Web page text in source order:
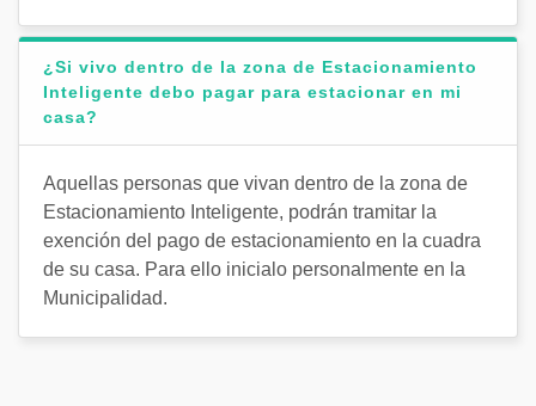
¿Si vivo dentro de la zona de Estacionamiento
Inteligente debo pagar para estacionar en mi
casa?
Aquellas personas que vivan dentro de la zona de
Estacionamiento Inteligente, podrán tramitar la
exención del pago de estacionamiento en la cuadra
de su casa. Para ello inicialo personalmente en la
Municipalidad.